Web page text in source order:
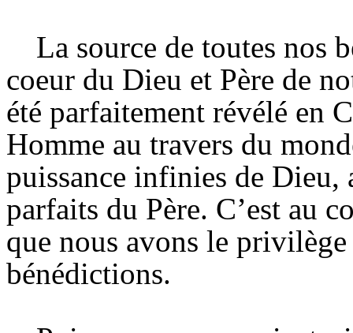
La source de toutes nos
coeur du Dieu et Père de
été parfaitement révélé en
Homme au travers du
puissance infinies de Dieu,
parfaits du Père. C’est au
que nous avons le
bénédictions.